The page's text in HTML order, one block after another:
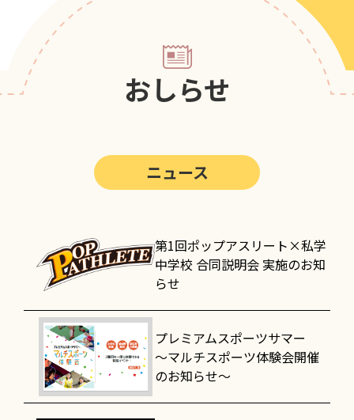
第3回
ポップアスリートカップ
ポップアスリートカップ
おしらせ
ニュース
第1回ポップアスリート×私学
中学校 合同説明会 実施のお知
らせ
プレミアムスポーツサマー
～マルチスポーツ体験会開催
のお知らせ～